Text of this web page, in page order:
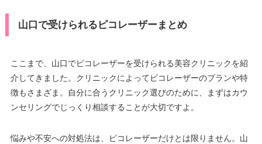
山口で受けられるピコレーザーまとめ
ここまで、山口でピコレーザーを受けられる美容クリニックを紹
介してきました。クリニックによってピコレーザーのプランや特
徴もさまざま。自分に合うクリニック選びのために、まずはカウ
ンセリングでじっくり相談することが大切ですよ。
悩みや不安への対処法は、ピコレーザーだけとは限りません。山